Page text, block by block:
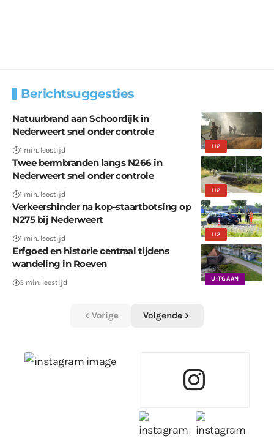
Berichtsuggesties
112
Natuurbrand aan Schoordijk in
Nederweert snel onder controle
1 min. leestijd
112
Twee bermbranden langs N266 in
Nederweert snel onder controle
1 min. leestijd
112
Verkeershinder na kop-staartbotsing op
N275 bij Nederweert
1 min. leestijd
UITGAAN
Erfgoed en historie centraal tijdens
wandeling in Roeven
3 min. leestijd
Vorige Volgende